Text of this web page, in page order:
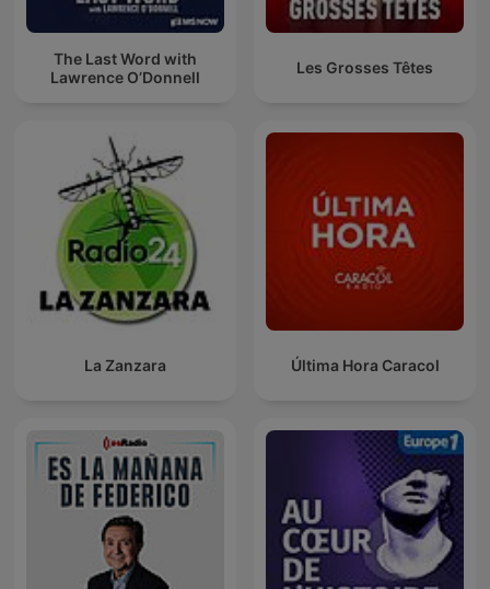
The Last Word with
Lawrence O’Donnell
Les Grosses Têtes
La Zanzara Última Hora Caracol